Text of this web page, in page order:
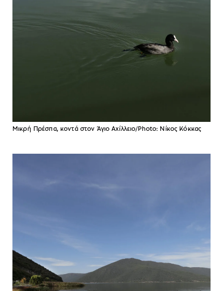
Μικρή Πρέσπα, κοντά στον Άγιο Αχίλλειο/Photo: Νίκος Κόκκας